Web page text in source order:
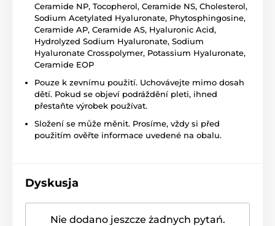
Ceramide NP, Tocopherol, Ceramide NS, Cholesterol,
Sodium Acetylated Hyaluronate, Phytosphingosine,
Ceramide AP, Ceramide AS, Hyaluronic Acid,
Hydrolyzed Sodium Hyaluronate, Sodium
Hyaluronate Crosspolymer, Potassium Hyaluronate,
Ceramide EOP
Pouze k zevnímu použití. Uchovávejte mimo dosah
dětí. Pokud se objeví podráždění pleti, ihned
přestaňte výrobek používat.
Složení se může měnit. Prosíme, vždy si před
použitím ověřte informace uvedené na obalu.
Dyskusja
Nie dodano jeszcze żadnych pytań.